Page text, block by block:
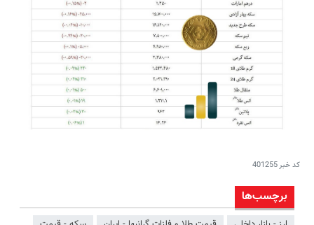
کد خبر401255
برچسب‌ها